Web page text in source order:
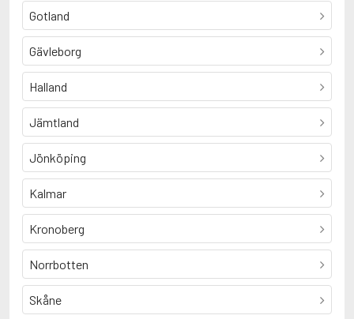
Gotland
Gävleborg
Halland
Jämtland
Jönköping
Kalmar
Kronoberg
Norrbotten
Skåne